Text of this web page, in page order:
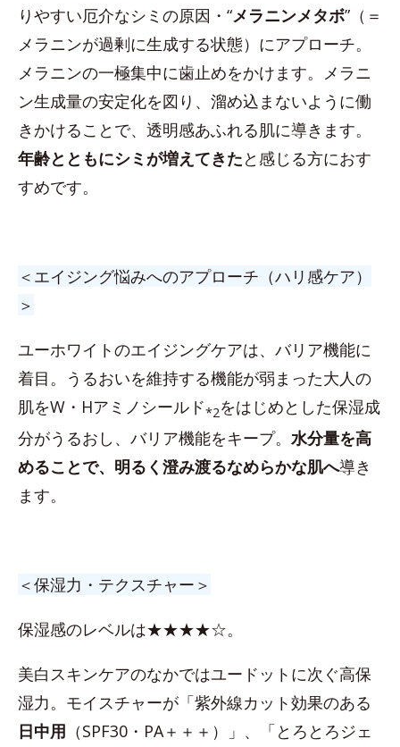
りやすい厄介なシミの原因・“メラニンメタボ”（＝
メラニンが過剰に生成する状態）にアプローチ。
メラニンの一極集中に歯止めをかけます。メラニ
ン生成量の安定化を図り、溜め込まないように働
きかけることで、透明感あふれる肌に導きます。
年齢とともにシミが増えてきたと感じる方におす
すめです。
＜エイジング悩みへのアプローチ（ハリ感ケア）
＞
ユーホワイトのエイジングケアは、バリア機能に
着目。うるおいを維持する機能が弱まった大人の
肌をW・Hアミノシールド*2をはじめとした保湿成
分がうるおし、バリア機能をキープ。 水分量を高
めることで、明るく澄み渡るなめらかな肌へ導き
ます。
＜保湿力・テクスチャー＞
保湿感のレベルは★★★★☆。
美白スキンケアのなかではユードットに次ぐ高保
湿力。モイスチャーが「紫外線カット効果のある
日中用 （SPF30・PA＋＋＋）」、「とろとろジェ